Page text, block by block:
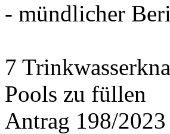
- mündlicher
7
Pools zu füllen
Antrag 198/